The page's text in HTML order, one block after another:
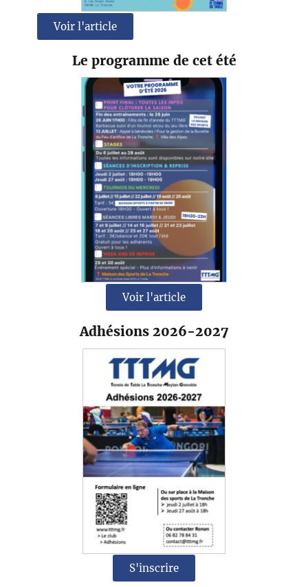
Voir l'article
Le programme de cet été
Voir l'article
Adhésions 2026-2027
S'inscrire